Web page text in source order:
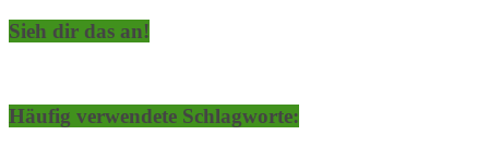
Sieh dir das an!
Häufig verwendete Schlagworte: